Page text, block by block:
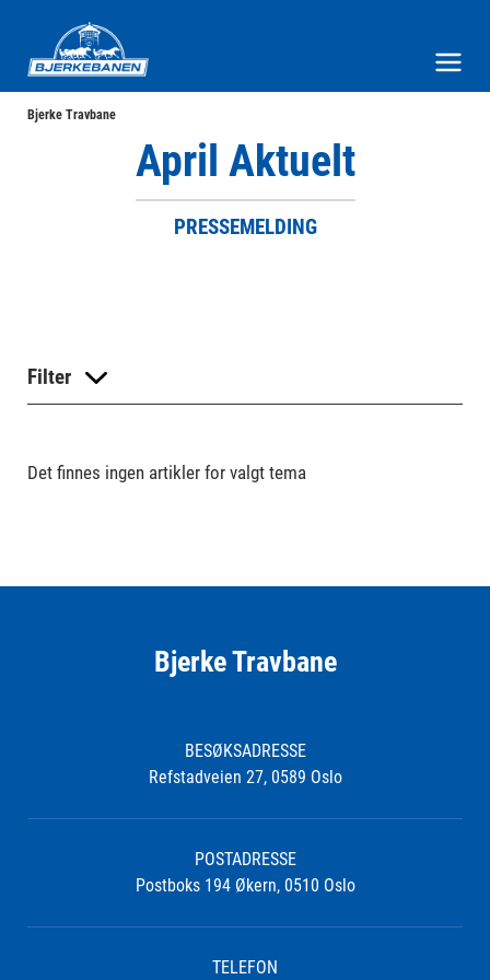
Bjerke Travbane
April Aktuelt
PRESSEMELDING
Filter
Det finnes ingen artikler for valgt tema
Bjerke Travbane
BESØKSADRESSE
Refstadveien 27, 0589 Oslo
POSTADRESSE
Postboks 194 Økern, 0510 Oslo
TELEFON